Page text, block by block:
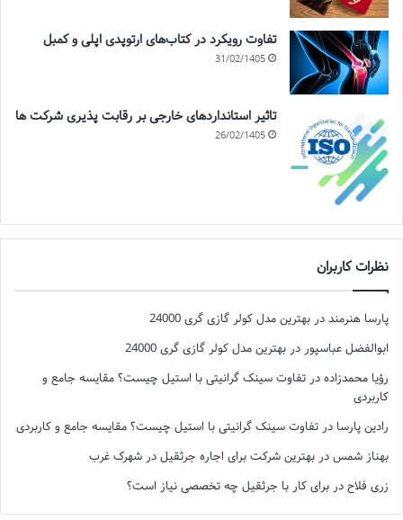
تفاوت رویکرد در کتاب‌های ارتوپدی اپلی و کمبل
31/02/1405
تاثیر استانداردهای خارجی بر رقابت پذیری شرکت ها
26/02/1405
نظرات کاربران
پارسا هنرمند در بهترین مدل کولر گازی گری 24000
ابوالفضل عباسپور در بهترین مدل کولر گازی گری 24000
رؤیا محمدزاده در تفاوت سینک گرانیتی با استیل چیست؟ مقایسه جامع و
کاربردی
رادین پارسا در تفاوت سینک گرانیتی با استیل چیست؟ مقایسه جامع و کاربردی
بهناز شمس در بهترین شرکت برای اجاره جرثقیل در شهرک غرب
زری فلاح در برای کار با جرثقیل چه تخصصی نیاز است؟